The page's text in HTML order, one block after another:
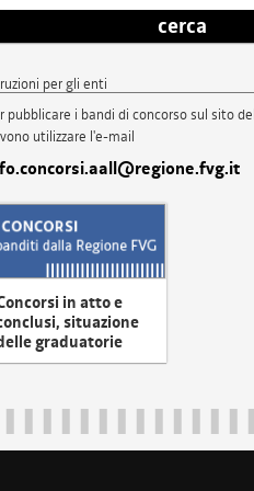
cerca
per gli enti
pubblicare i bandi di concorso sul sito
utilizzare l'e-mail
in atto e
situazione
graduatorie